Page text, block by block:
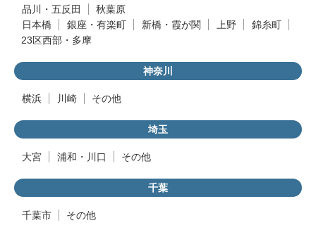
品川・五反田
秋葉原
日本橋
銀座・有楽町 新橋・霞が関 上野
錦糸町
23区西部・多摩
神奈川
横浜 川崎 その他
埼玉
大宮 浦和・川口 その他
千葉
千葉市 その他